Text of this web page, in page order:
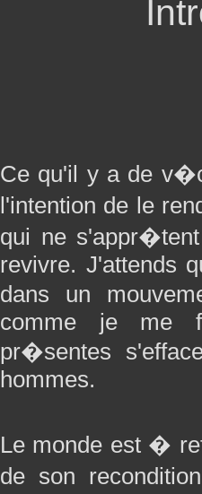
Ce qu'il y a de
l'intention de le
qui ne
revivre. J'attends
dans un
comme je me
pr�sentes
hommes.
Le monde est �
de son